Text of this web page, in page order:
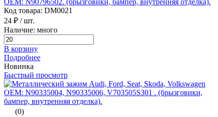
ОЕМ: N90796502. (брызговики, бампер, внутренняя отделка).
Код товара: DM0021
24 ₽ / шт.
Наличие: много
В корзину
Подробнее
Новинка
Быстрый просмотр
(0)